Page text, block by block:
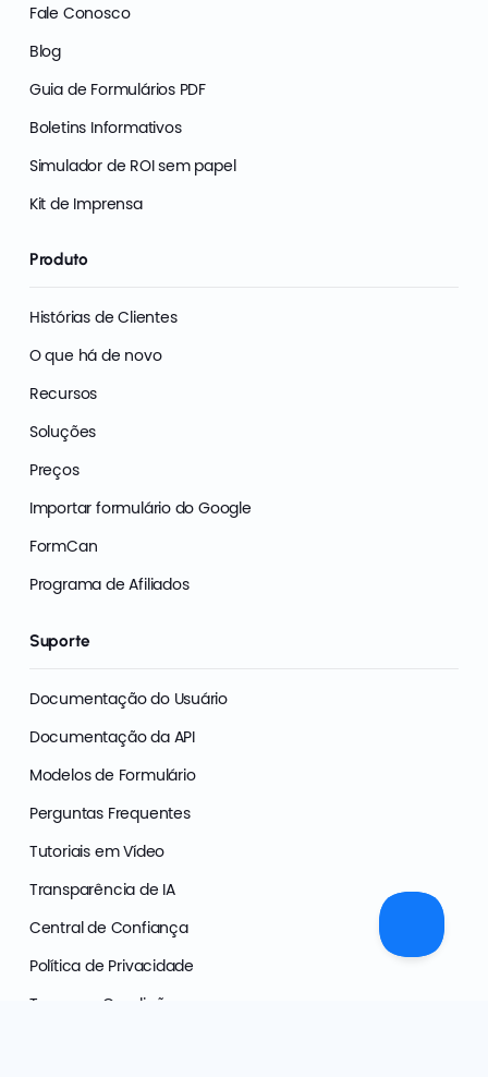
Fale Conosco
Blog
Guia de Formulários PDF
Boletins Informativos
Simulador de ROI sem papel
Kit de Imprensa
Produto
Histórias de Clientes
O que há de novo
Recursos
Soluções
Preços
Importar formulário do Google
FormCan
Programa de Afiliados
Suporte
Documentação do Usuário
Documentação da API
Modelos de Formulário
Perguntas Frequentes
Tutoriais em Vídeo
Transparência de IA
Central de Confiança
Política de Privacidade
Termos e Condições